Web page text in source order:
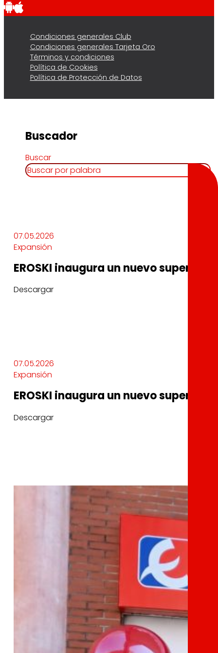
Condiciones generales Club
Condiciones generales Tarjeta Oro
Términos y condiciones
Política de Cookies
Política de Protección de Datos
Buscador
Buscar
07.05.2026
Expansión
EROSKI inaugura un nuevo
Descargar
07.05.2026
Expansión
EROSKI inaugura un nuevo
Descargar